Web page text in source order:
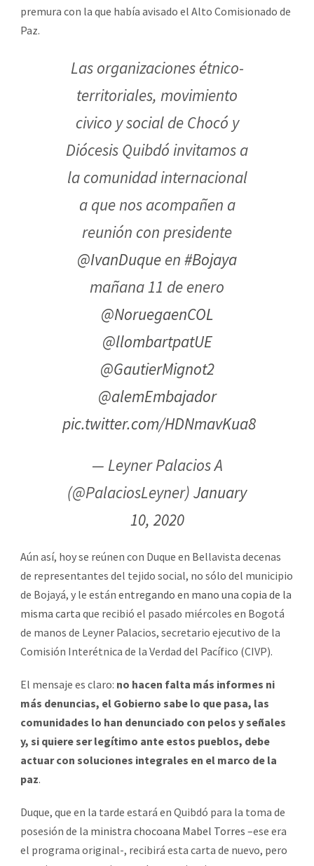
premura con la que había avisado el Alto Comisionado de
Paz.
Las organizaciones étnico-
territoriales, movimiento
civico y social de Chocó y
Diócesis Quibdó invitamos a
la comunidad internacional
a que nos acompañen a
reunión con presidente
@IvanDuque en #Bojaya
mañana 11 de enero
@NoruegaenCOL
@llombartpatUE
@GautierMignot2
@alemEmbajador
pic.twitter.com/HDNmavKua8
— Leyner Palacios A
(@PalaciosLeyner) January
10, 2020
Aún así, hoy se reúnen con Duque en Bellavista decenas
de representantes del tejido social, no sólo del municipio
de Bojayá, y le están entregando en mano una copia de la
misma carta que recibió el pasado miércoles en Bogotá
de manos de Leyner Palacios, secretario ejecutivo de la
Comisión Interétnica de la Verdad del Pacífico (CIVP).
El mensaje es claro: no hacen falta más informes ni
más denuncias, el Gobierno sabe lo que pasa, las
comunidades lo han denunciado con pelos y señales
y, si quiere ser legítimo ante estos pueblos, debe
actuar con soluciones integrales en el marco de la
paz.
Duque, que en la tarde estará en Quibdó para la toma de
posesión de la ministra chocoana Mabel Torres –ese era
el programa original-, recibirá esta carta de nuevo, pero